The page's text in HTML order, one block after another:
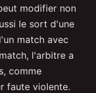
modifier non
le sort d'une
match avec
l'arbitre a
comme
faute violente.